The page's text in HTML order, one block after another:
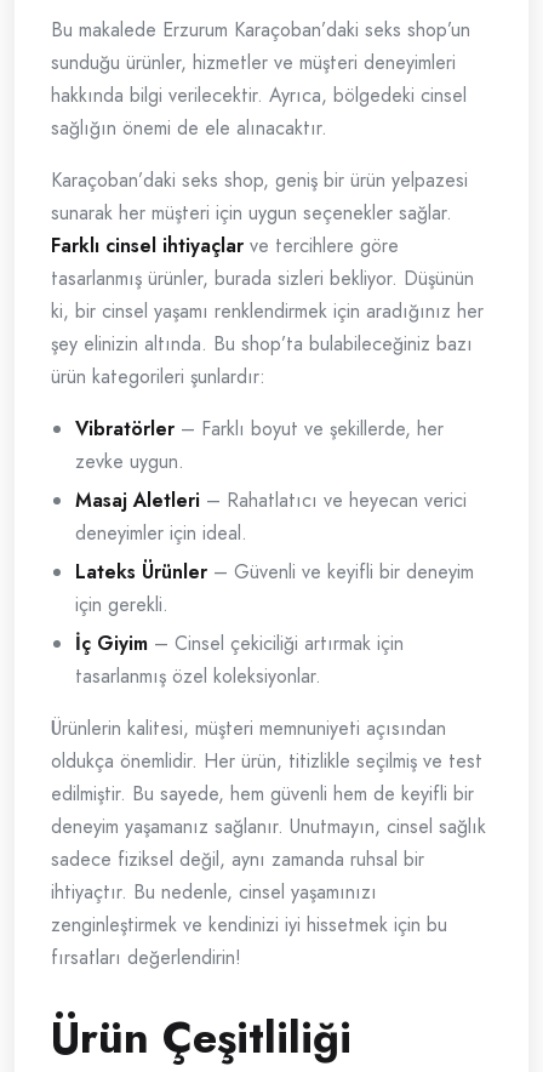
Bu makalede Erzurum Karaçoban’daki seks shop’un
sunduğu ürünler, hizmetler ve müşteri deneyimleri
hakkında bilgi verilecektir. Ayrıca, bölgedeki cinsel
sağlığın önemi de ele alınacaktır.
Karaçoban’daki seks shop, geniş bir ürün yelpazesi
sunarak her müşteri için uygun seçenekler sağlar.
Farklı cinsel ihtiyaçlar ve tercihlere göre
tasarlanmış ürünler, burada sizleri bekliyor. Düşünün
ki, bir cinsel yaşamı renklendirmek için aradığınız her
şey elinizin altında. Bu shop’ta bulabileceğiniz bazı
ürün kategorileri şunlardır:
Vibratörler – Farklı boyut ve şekillerde, her
zevke uygun.
Masaj Aletleri – Rahatlatıcı ve heyecan verici
deneyimler için ideal.
Lateks Ürünler – Güvenli ve keyifli bir deneyim
için gerekli.
İç Giyim – Cinsel çekiciliği artırmak için
tasarlanmış özel koleksiyonlar.
Ürünlerin kalitesi, müşteri memnuniyeti açısından
oldukça önemlidir. Her ürün, titizlikle seçilmiş ve test
edilmiştir. Bu sayede, hem güvenli hem de keyifli bir
deneyim yaşamanız sağlanır. Unutmayın, cinsel sağlık
sadece fiziksel değil, aynı zamanda ruhsal bir
ihtiyaçtır. Bu nedenle, cinsel yaşamınızı
zenginleştirmek ve kendinizi iyi hissetmek için bu
fırsatları değerlendirin!
Ürün Çeşitliliği